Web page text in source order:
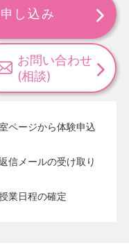
し込み
お問い合わせ
(相談)
ページから体験申込
信メールの受け取り
業日程の確定